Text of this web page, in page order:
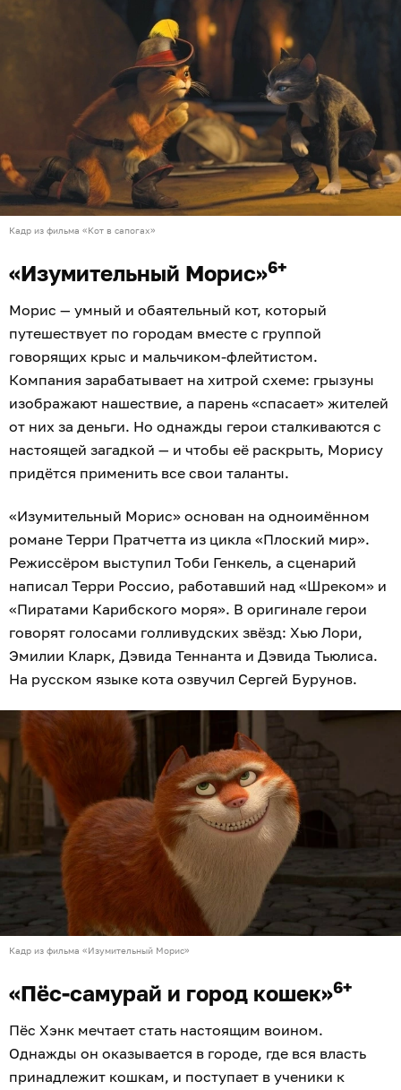
Кадр из фильма «Кот в сапогах»
«Изумительный Морис»6+
Морис — умный и обаятельный кот, который
путешествует по городам вместе с группой
говорящих крыс и мальчиком-флейтистом.
Компания зарабатывает на хитрой схеме: грызуны
изображают нашествие, а парень «спасает» жителей
от них за деньги. Но однажды герои сталкиваются с
настоящей загадкой — и чтобы её раскрыть, Морису
придётся применить все свои таланты.
«Изумительный Морис» основан на одноимённом
романе Терри Пратчетта из цикла «Плоский мир».
Режиссёром выступил Тоби Генкель, а сценарий
написал Терри Россио, работавший над «Шреком» и
«Пиратами Карибского моря». В оригинале герои
говорят голосами голливудских звёзд: Хью Лори,
Эмилии Кларк, Дэвида Теннанта и Дэвида Тьюлиса.
На русском языке кота озвучил Сергей Бурунов.
Кадр из фильма «Изумительный Морис»
«Пёс-самурай и город кошек»6+
Пёс Хэнк мечтает стать настоящим воином.
Однажды он оказывается в городе, где вся власть
принадлежит кошкам, и поступает в ученики к